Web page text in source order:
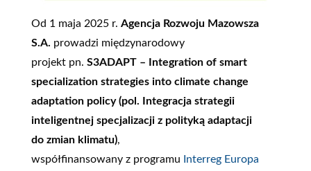
Od 1 maja 2025 r. Agencja Rozwoju Mazowsza
S.A. prowadzi międzynarodowy
projekt pn. S3ADAPT – Integration of smart
specialization strategies into climate change
adaptation policy (pol. Integracja strategii
inteligentnej specjalizacji z polityką adaptacji
do zmian klimatu),
współfinansowany z programu
Interreg Europa